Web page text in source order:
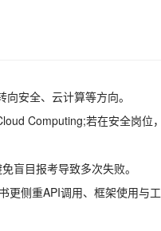
安全、云计算等方向。
Computing;若在安全岗位，
盲目报考导致多次失败。
更侧重API调用、框架使用与工